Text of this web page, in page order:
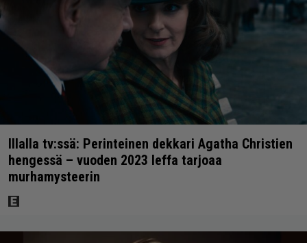
Illalla tv:ssä: Perinteinen dekkari Agatha Christien
hengessä – vuoden 2023 leffa tarjoaa
murhamysteerin